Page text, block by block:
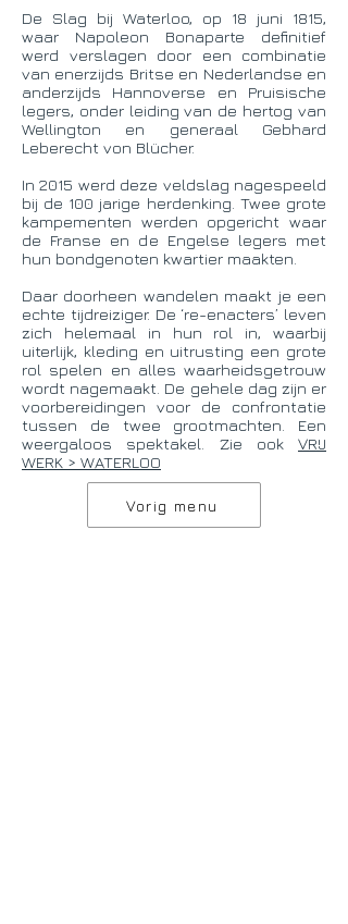
De Slag bij Waterloo, op 18 juni 1815,
waar Napoleon Bonaparte definitief
werd verslagen door een combinatie
van enerzijds Britse en Nederlandse en
anderzijds Hannoverse en Pruisische
legers, onder leiding van de hertog van
Wellington en generaal Gebhard
Leberecht von Blücher.
In 2015 werd deze veldslag nagespeeld
bij de 100 jarige herdenking. Twee grote
kampementen werden opgericht waar
de Franse en de Engelse legers met
hun bondgenoten kwartier maakten.
Daar doorheen wandelen maakt je een
echte tijdreiziger. De ‘re-enacters’ leven
zich helemaal in hun rol in, waarbij
uiterlijk, kleding en uitrusting een grote
rol spelen en alles waarheidsgetrouw
wordt nagemaakt. De gehele dag zijn er
voorbereidingen voor de confrontatie
tussen de twee grootmachten. Een
weergaloos spektakel. Zie ook VRIJ
WERK > WATERLOO
Vorig menu